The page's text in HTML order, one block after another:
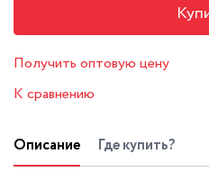
Получить оптовую цену
К сравнению
Описание Где купить?